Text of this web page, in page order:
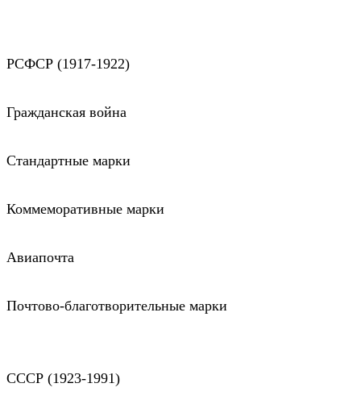
РСФСР (1917-1922)
Гражданская война
Стандартные марки
Коммеморативные марки
Авиапочта
Почтово-благотворительные марки
СССР (1923-1991)